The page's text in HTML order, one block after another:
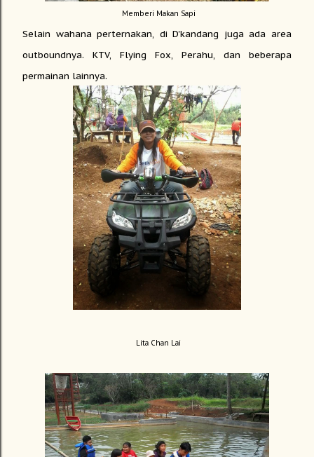
Memberi Makan Sapi
Selain wahana perternakan, di D'kandang juga ada area
outboundnya. KTV, Flying Fox, Perahu, dan beberapa
permainan lainnya.
Lita Chan Lai